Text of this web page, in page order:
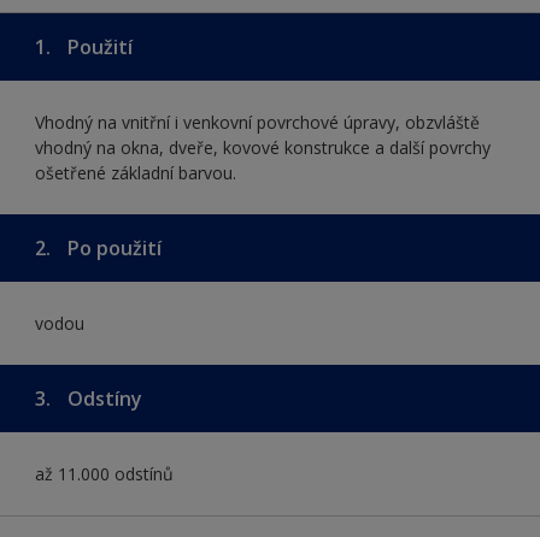
1. Použití
Vhodný na vnitřní i venkovní povrchové úpravy, obzvláště
vhodný na okna, dveře, kovové konstrukce a další povrchy
ošetřené základní barvou.
2. Po použití
vodou
3. Odstíny
až 11.000 odstínů